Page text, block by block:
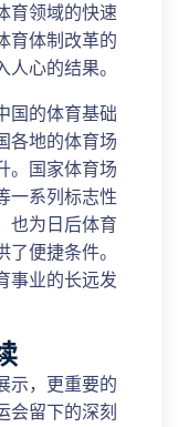
育领域的快速
育体制改革的
心的结果。
国的体育基础
各地的体育场
。国家体育场
一系列标志性
也为日后体育
便捷条件。
事业的长远发
示，更重要的
会留下的深刻